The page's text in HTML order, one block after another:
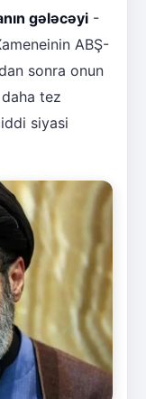
gələcəyi -
ABŞ-
sonra onun
tez
siyasi